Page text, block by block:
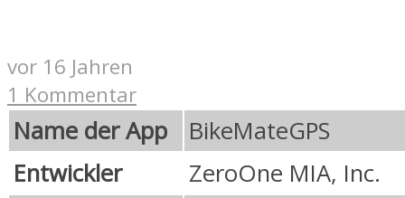
vor 16 Jahren
1 Kommentar
Name der App
BikeMateGPS
Entwickler
ZeroOne MIA, Inc.